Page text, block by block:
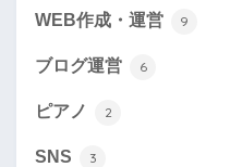
WEB作成・運営 9
ブログ運営 6
ピアノ 2
SNS 3